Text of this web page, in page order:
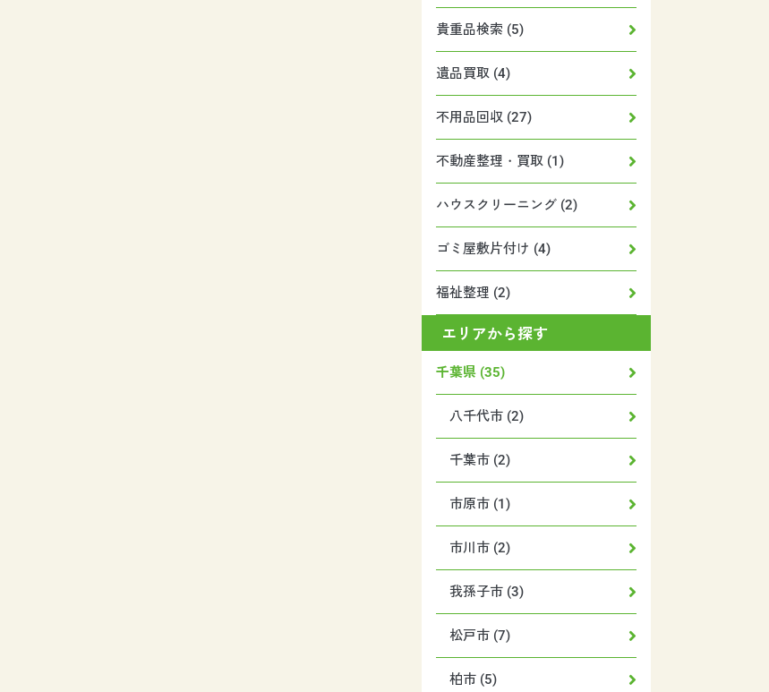
貴重品検索 (5)
遺品買取 (4)
不用品回収 (27)
不動産整理・買取 (1)
ハウスクリーニング (2)
ゴミ屋敷片付け (4)
福祉整理 (2)
エリアから探す
千葉県 (35)
八千代市 (2)
千葉市 (2)
市原市 (1)
市川市 (2)
我孫子市 (3)
松戸市 (7)
柏市 (5)